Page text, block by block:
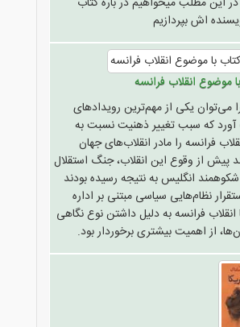
می‌توان یکی از مهم‌ترین رویدادهای
که سبب تغییر ذهنیت نسبت به
فرانسه را مادر انقلاب‌های جهان
پیش از وقوع این انقلاب، جنگ استقلال
شکوهمند انگلیس به نتیجه رسیده بودند
نظام‌هایی سیاسی مبتنی بر اداره
انقلاب فرانسه به دلیل داشتن نوع نگاهی
از اهمیت بیشتری برخوردار بود.